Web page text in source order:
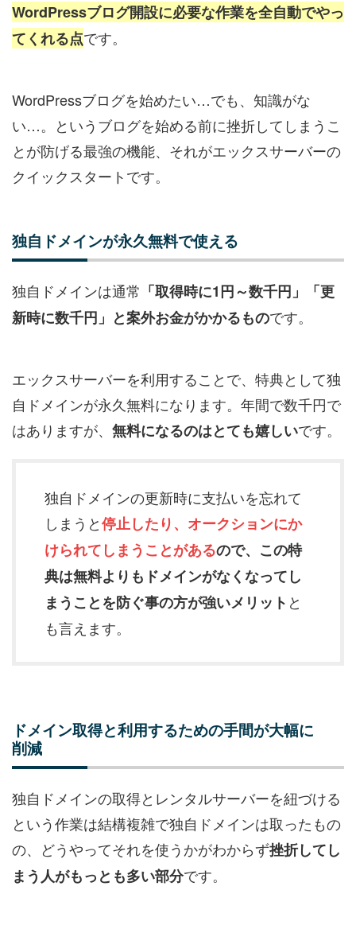
WordPressブログ開設に必要な作業を全自動でやっ
てくれる点です。
WordPressブログを始めたい…でも、知識がな
い…。というブログを始める前に挫折してしまうこ
とが防げる最強の機能、それがエックスサーバーの
クイックスタートです。
独自ドメインが永久無料で使える
独自ドメインは通常 「取得時に1円～数千円」「更
新時に数千円」と案外お金がかかるものです。
エックスサーバーを利用することで、特典として独
自ドメインが永久無料になります。年間で数千円で
はありますが、 無料になるのはとても嬉しいです。
独自ドメインの更新時に支払いを忘れて
しまうと停止したり、オークションにか
けられてしまうことがあるので、この特
典は無料よりもドメインがなくなってし
まうことを防ぐ事の方が強いメリット と
も言えます。
ドメイン取得と利用するための手間が大幅に
削減
独自ドメインの取得とレンタルサーバーを紐づける
という作業は結構複雑で独自ドメインは取ったもの
の、どうやってそれを使うかがわからず挫折してし
まう人がもっとも多い部分です。